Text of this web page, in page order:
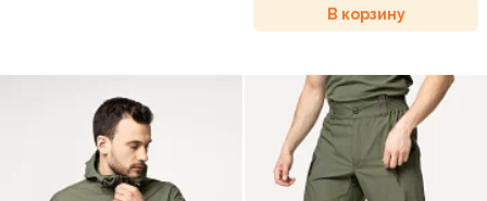
В корзину